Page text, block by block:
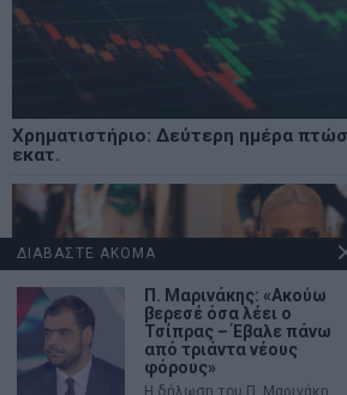
Χρηματιστήριο: Δεύτερη ημέρα
εκατ.
ΔΙΑΒΑΣΤΕ ΑΚΟΜΑ
Π. Μαρινάκης: «Ακούω
βερεσέ όσα λέει ο
Τσίπρας – Έβαλε πάνω
από τριάντα νέους
φόρους»
Η δήλωση του Π. Μαρινάκη